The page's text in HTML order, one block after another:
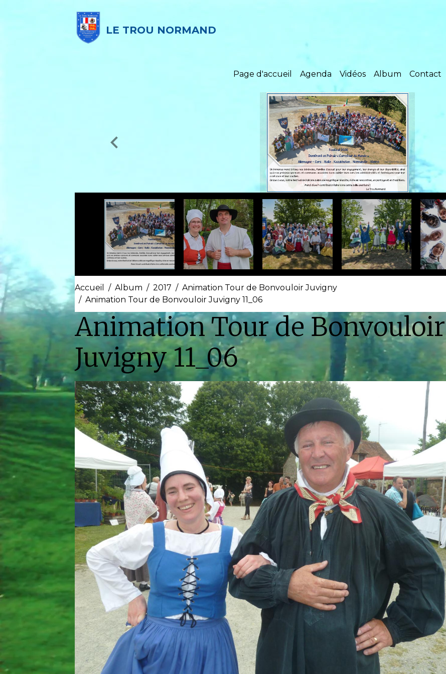
LE TROU NORMAND
Page d'accueil Agenda Vidéos Album Contact
Nos co-présidents
Accueil Album 2017
Animation Tour de Bonvouloir Juvigny
Animation Tour de Bonvouloir Juvigny 11_06
Animation Tour de Bonvouloir
Juvigny 11_06